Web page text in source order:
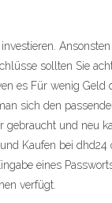
sollten Sie
es Für wenig
sich den
gebraucht und neu
Kaufen bei dhd24
eines
verfügt.